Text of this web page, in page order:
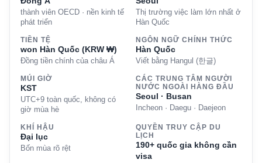
thành viên OECD · nền kinh tế
phát triển
Thị trường việc làm lớn nhất ở
Hàn Quốc
TIỀN TỆ
won Hàn Quốc (KRW ₩)
Đồng tiền chính của châu Á
NGÔN NGỮ CHÍNH THỨC
Hàn Quốc
Viết bằng Hangul (한글)
MÚI GIỜ
KST
UTC+9 toàn quốc, không có
giờ mùa hè
CÁC TRUNG TÂM NGƯỜI
NƯỚC NGOÀI HÀNG ĐẦU
Seoul · Busan
Incheon · Daegu · Daejeon
KHÍ HẬU
Đại lục
Bốn mùa rõ rệt
QUYỀN TRUY CẬP DU
LỊCH
190+ quốc gia không cần
visa